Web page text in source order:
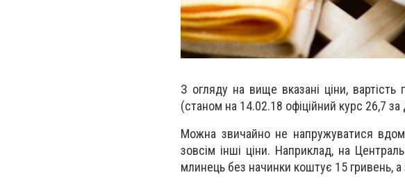
З огляду на вище вказані ціни,
(станом на 14.02.18 офіційний курс 26,7 за
Можна звичайно не напружуватися
зовсім інші ціни. Наприклад, на
млинець без начинки коштує 15 гривень,